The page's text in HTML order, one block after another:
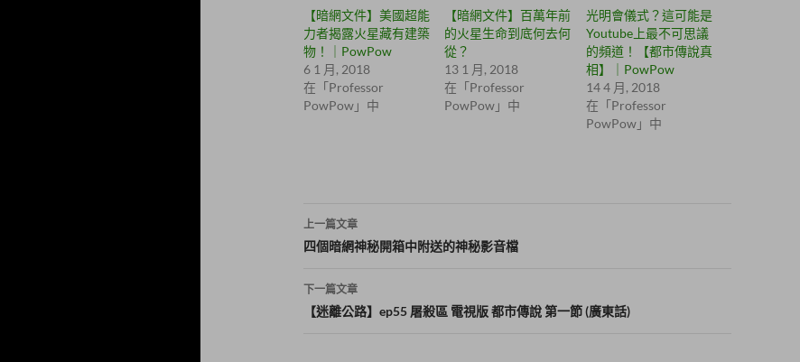
e
r
(
在
新
視
窗
中
開
啟
a
c
e
b
o
o
k
(
在
新
【暗網文件】美國超能
力者揭露火星藏有建築
物！｜PowPow
6 1 月, 2018
在「Professor
PowPow」中
【暗網文件】百萬年前
的火星生命到底何去何
從？
13 1 月, 2018
在「Professor
PowPow」中
光明會儀式？這可能是
Youtube上最不可思議
的頻道！【都市傳說真
相】｜PowPow
14 4 月, 2018
在「Professor
PowPow」中
文
章
導
覽
上一篇文章
四個暗網神秘開箱中附送的神秘影音檔
下一篇文章
【迷離公路】ep55 屠殺區 電視版 都市傳說 第一節 (廣東話)